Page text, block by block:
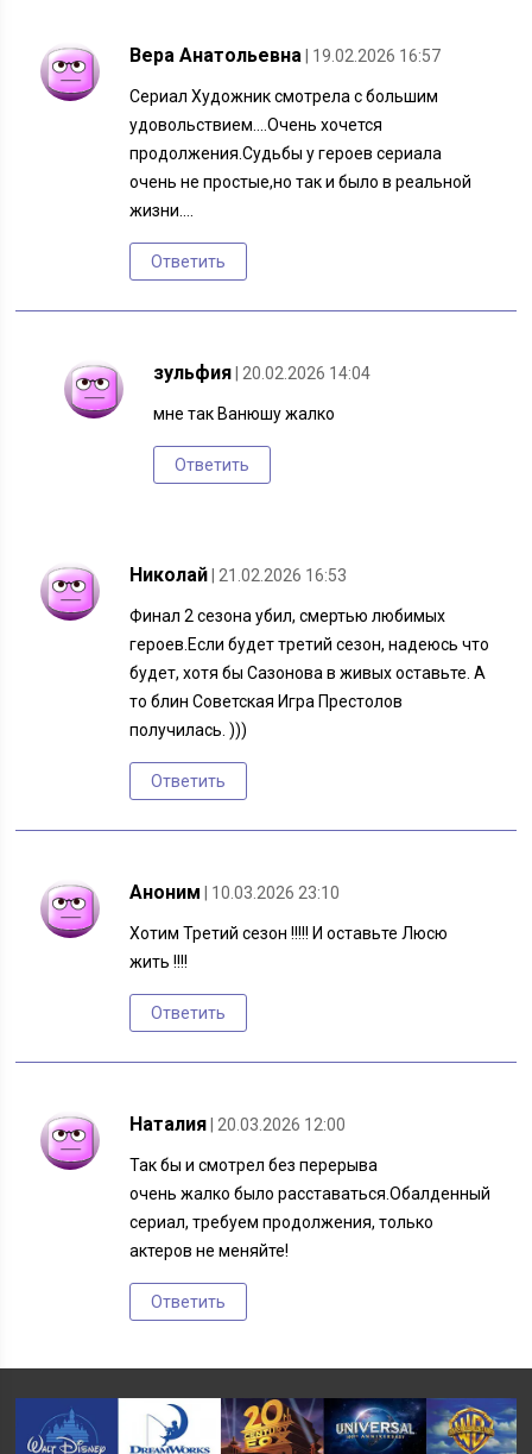
Вера Анатольевна | 19.02.2026 16:57
Сериал Художник смотрела с большим
удовольствием….Очень хочется
продолжения.Судьбы у героев сериала
очень не простые,но так и было в реальной
жизни….
Ответить
зульфия | 20.02.2026 14:04
мне так Ванюшу жалко
Ответить
Николай | 21.02.2026 16:53
Финал 2 сезона убил, смертью любимых
героев.Если будет третий сезон, надеюсь что
будет, хотя бы Сазонова в живых оставьте. А
то блин Советская Игра Престолов
получилась. )))
Ответить
Аноним | 10.03.2026 23:10
Хотим Третий сезон !!!!! И оставьте Люсю
жить !!!!
Ответить
Наталия | 20.03.2026 12:00
Так бы и смотрел без перерыва
очень жалко было расставаться.Обалденный
сериал, требуем продолжения, только
актеров не меняйте!
Ответить